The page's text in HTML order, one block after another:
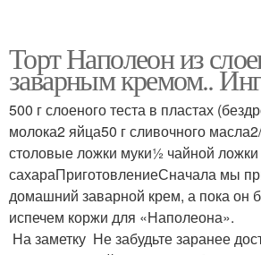
Торт Наполеон из
заварным кремом..
500 г слоеного теста в пластах
молока2 яйца50 г сливочного
столовые ложки муки½ чайной ложки
сахараПриготовлениеСначала мы
домашний заварной крем, а пока он
испечем коржи для «Наполеона».
На заметку Не забудьте заранее